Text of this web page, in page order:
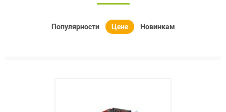
Популярности Цене Новинкам